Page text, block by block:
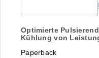
Optimierte
Kühlung von
Paperback